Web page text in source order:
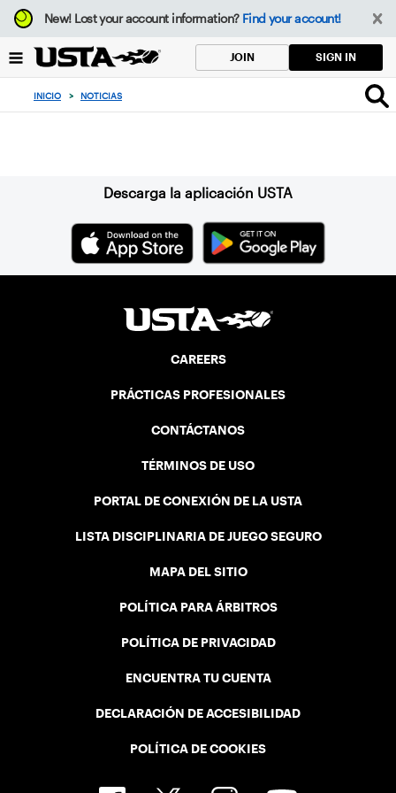
Enfoque
desde
botón
volver
New!Lost your account information? Find your account!
JOIN SIGN IN
INICIO > NOTICIAS
Descarga la aplicación USTA
CAREERS
PRÁCTICAS PROFESIONALES
CONTÁCTANOS
TÉRMINOS DE USO
PORTAL DE CONEXIÓN DE LA USTA
LISTA DISCIPLINARIA DE JUEGO SEGURO
MAPA DEL SITIO
POLÍTICA PARA ÁRBITROS
POLÍTICA DE PRIVACIDAD
ENCUENTRA TU CUENTA
DECLARACIÓN DE ACCESIBILIDAD
POLÍTICA DE COOKIES